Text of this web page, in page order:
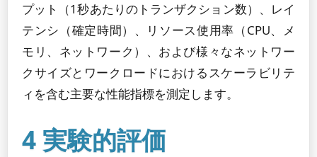
プット（1秒あたりのトランザクション数）、レイ
テンシ（確定時間）、リソース使用率（CPU、メ
モリ、ネットワーク）、および様々なネットワー
クサイズとワークロードにおけるスケーラビリテ
ィを含む主要な性能指標を測定します。
4 実験的評価